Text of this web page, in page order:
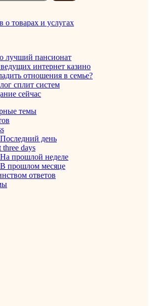
товарах и услугах
лучший пансионат
интернет казино
отношения в семье?
сплит систем
сейчас
темы
день
three days
прошлой неделе
прошлом месяце
ответов